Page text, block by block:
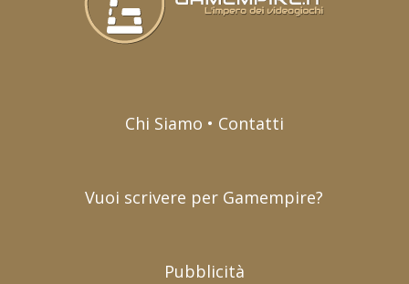
Chi Siamo • Contatti
Vuoi scrivere per Gamempire?
Pubblicità